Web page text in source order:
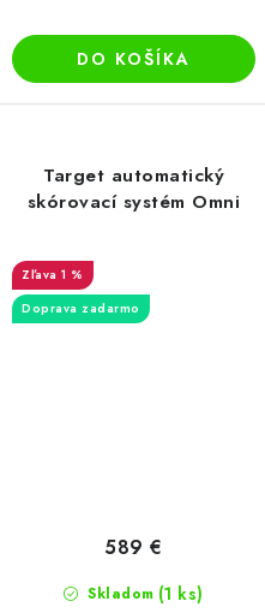
DO KOŠÍKA
Target automatický
skórovací systém Omni
1 %
Doprava zadarmo
Skladom (1 ks)
589 €